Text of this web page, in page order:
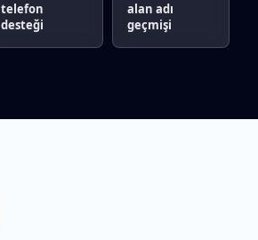
telefon
desteği
alan adı
geçmişi